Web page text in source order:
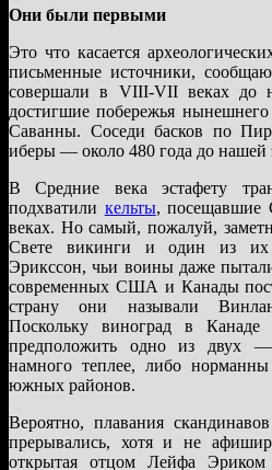
Они были первыми
Это что касается
письменные источники,
совершали в VIII-VII веках до
достигшие побережья
Саванны. Соседи басков по
иберы — около 480 года до
В Средние века эстафету
подхватили кельты, посещавшие
веках. Но самый, пожалуй,
Свете викинги и один из
Эрикссон, чьи воины даже
современных США и Канады
страну они называли
Поскольку виноград в Канаде
предположить одно из двух
намного теплее, либо норманны
южных районов.
Вероятно, плавания
прерывались, хотя и не
открытая отцом Лейфа